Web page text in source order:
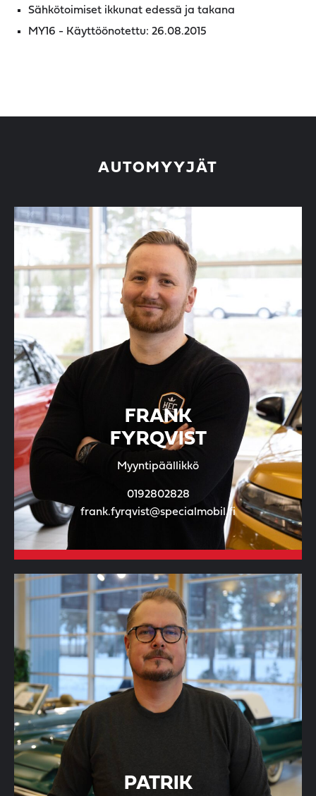
Sähkötoimiset ikkunat edessä ja takana
MY16 - Käyttöönotettu: 26.08.2015
AUTOMYYJÄT
FRANK
FYRQVIST
Myyntipäällikkö
0192802828
frank.fyrqvist@specialmobil.fi
PATRIK